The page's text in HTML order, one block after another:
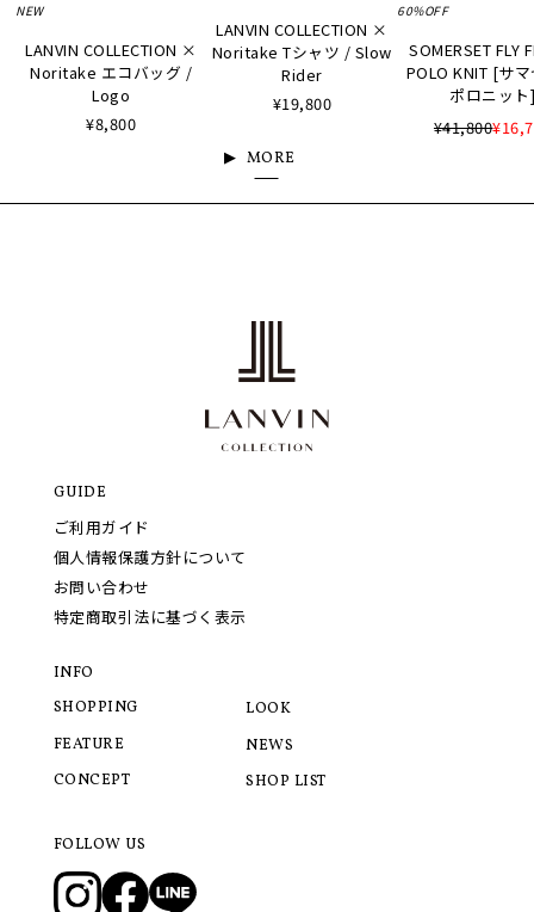
NEW
LANVIN COLLECTION ×
Noritake エコバッグ /
Logo
¥8,800
LANVIN COLLECTION ×
Noritake Tシャツ / Slow
Rider
¥19,800
60%OFF
SOMERSET FLY
POLO KNIT [サ
ポロニッ
¥41,800
MORE
GUIDE
ご利用ガイド
個人情報保護方針について
お問い合わせ
特定商取引法に基づく表示
INFO
SHOPPING
FEATURE
CONCEPT
LOOK
NEWS
SHOP LIST
FOLLOW US